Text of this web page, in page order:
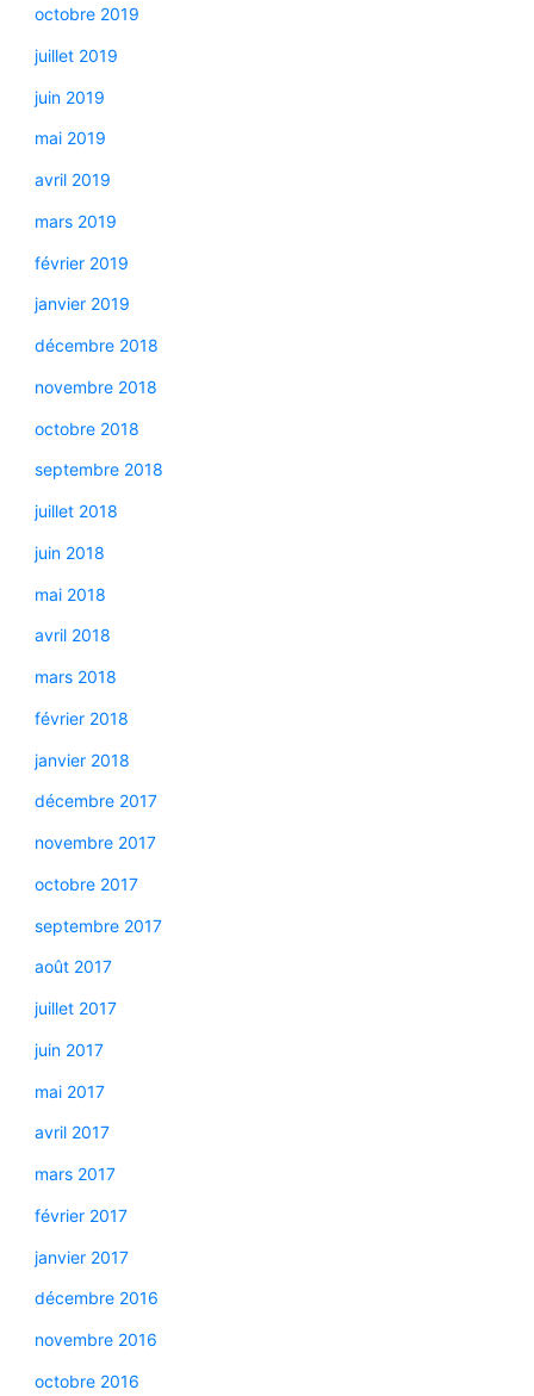
octobre 2019
juillet 2019
juin 2019
mai 2019
avril 2019
mars 2019
février 2019
janvier 2019
décembre 2018
novembre 2018
octobre 2018
septembre 2018
juillet 2018
juin 2018
mai 2018
avril 2018
mars 2018
février 2018
janvier 2018
décembre 2017
novembre 2017
octobre 2017
septembre 2017
août 2017
juillet 2017
juin 2017
mai 2017
avril 2017
mars 2017
février 2017
janvier 2017
décembre 2016
novembre 2016
octobre 2016